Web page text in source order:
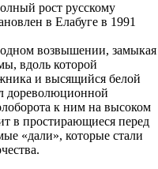
рост русскому
в Елабуге в 1991
возвышении, замыкая
вдоль которой
и высящийся белой
дореволюционной
к ним на высоком
в простирающиеся перед
«дали», которые стали